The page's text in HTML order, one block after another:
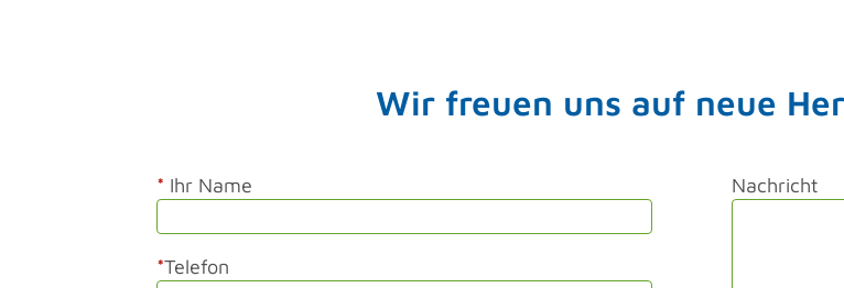
Wir freuen uns auf neue
* Ihr Name
*Telefon
Nachricht